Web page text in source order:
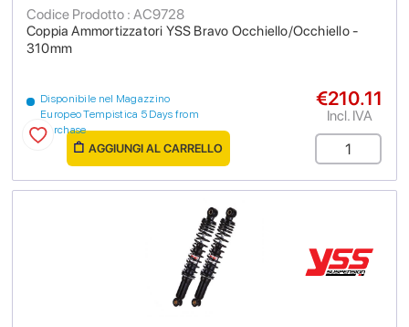
Coppia Ammortizzatori YSS Bravo Occhiello/Occhiello -
310mm
Codice Prodotto : AC9728
Disponibile nel Magazzino
Europeo Tempistica 5 Days from
purchase
€210.11
Incl. IVA
AGGIUNGI AL CARRELLO